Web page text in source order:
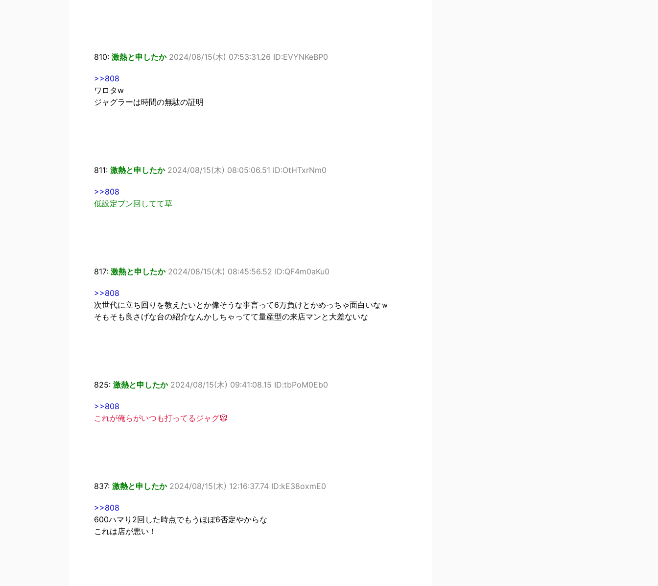
810: 激熱と申したか 2024/08/15(木) 07:53:31.26 ID:EVYNKeBP0
>>808
ワロタw
ジャグラーは時間の無駄の証明
811: 激熱と申したか 2024/08/15(木) 08:05:06.51 ID:OtHTxrNm0
>>808
低設定ブン回してて草
817: 激熱と申したか 2024/08/15(木) 08:45:56.52 ID:QF4m0aKu0
>>808
次世代に立ち回りを教えたいとか偉そうな事言って6万負けとかめっちゃ面白いなｗ
そもそも良さげな台の紹介なんかしちゃってて量産型の来店マンと大差ないな
825: 激熱と申したか 2024/08/15(木) 09:41:08.15 ID:tbPoM0Eb0
>>808
これが俺らがいつも打ってるジャグ🤡
837: 激熱と申したか 2024/08/15(木) 12:16:37.74 ID:kE38oxmE0
>>808
600ハマり2回した時点でもうほぼ6否定やからな
これは店が悪い！